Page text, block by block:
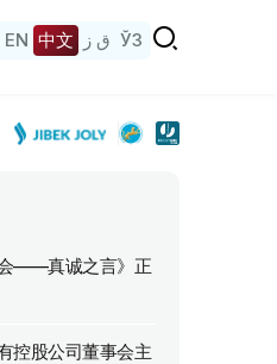
EN 中文 ق ز ЎЗ
——真诚之言》正
控股公司董事会主